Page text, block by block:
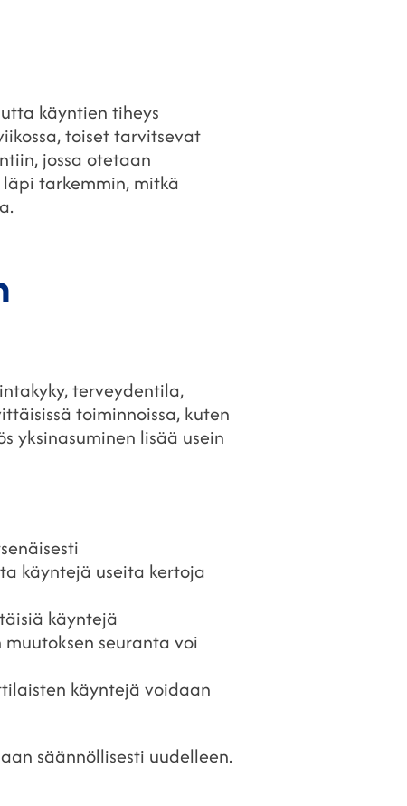
käyntien tiheys
toiset tarvitsevat
jossa otetaan
tarkemmin, mitkä
terveydentila,
toiminnoissa, kuten
yksinasuminen lisää usein
käyntejä useita kertoja
käyntejä
seuranta voi
käyntejä voidaan
säännöllisesti uudelleen.